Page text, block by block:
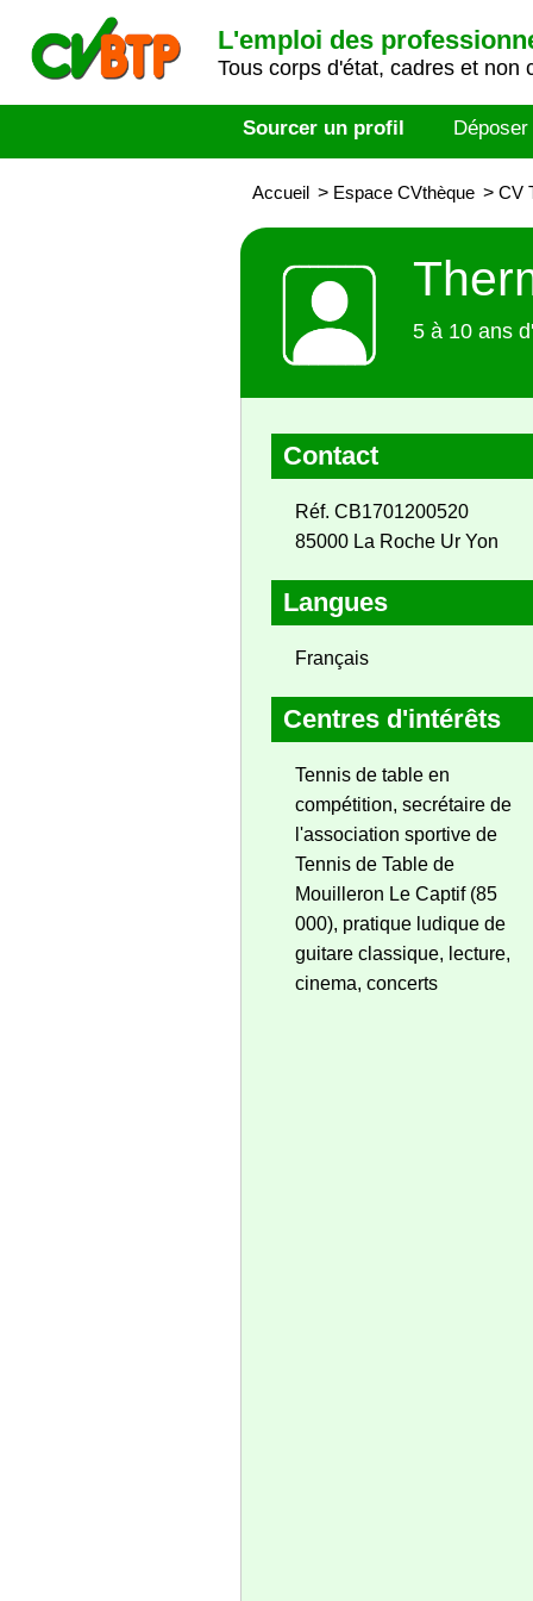
L'emploi des
Tous corps d'état, cadres et non
Sourcer un profil
Accueil > Espace CVthèque > CV
5 à 10 ans
Contact
Réf. CB1701200520
85000 La Roche Ur Yon
Langues
Français
Centres d'intérêts
Tennis de table en
compétition, secrétaire de
l'association sportive de
Tennis de Table de
Mouilleron Le Captif (85
000), pratique ludique de
guitare classique, lecture,
cinema, concerts